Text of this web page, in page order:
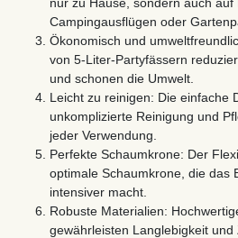
Campingausflügen oder
Ökonomisch und
von 5-Liter-Partyfässern
und schonen die Umwelt.
Leicht zu reinigen: Die einfache
unkomplizierte Reinigung und
jeder Verwendung.
Perfekte Schaumkrone: Der
optimale Schaumkrone, die das
intensiver macht.
Robuste Materialien:
gewährleisten Langlebigkeit